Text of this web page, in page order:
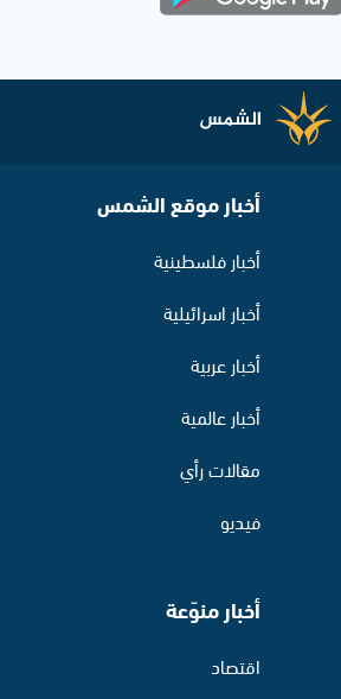
أخبار موقع الشمس
أخبار فلسطينية
أخبار اسرائيلية
أخبار عربية
أخبار عالمية
مقالات رأي
فيديو
أخبار منوّعة
اقتصاد